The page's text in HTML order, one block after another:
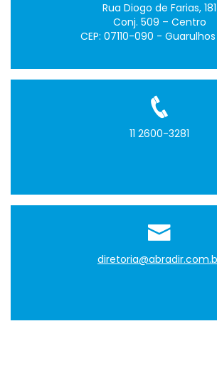
Rua Diogo de Farias, 181
Conj. 509 – Centro
CEP: 07110-090 -
11 2600-3281